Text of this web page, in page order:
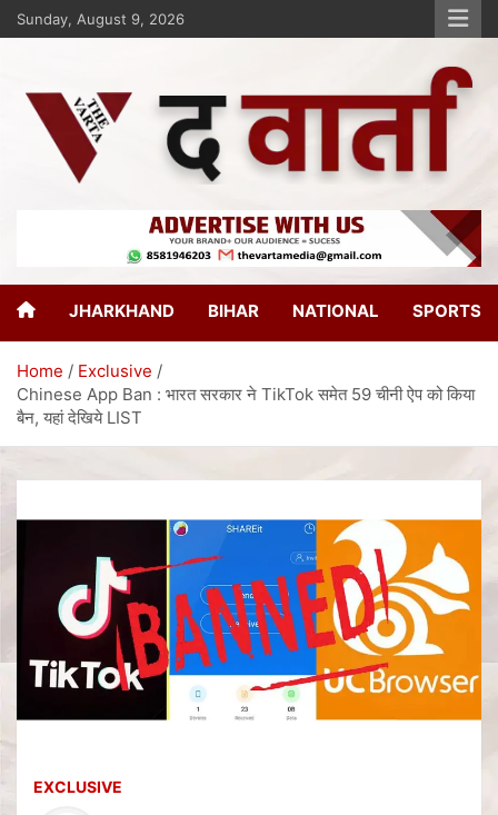
Sunday, August 9, 2026
The Varta
JHARKHAND BIHAR NATIONAL SPORTS
Home
Exclusive
Chinese App Ban : भारत सरकार ने TikTok समेत 59 चीनी ऐप को किया
बैन, यहां देखिये LIST
EXCLUSIVE